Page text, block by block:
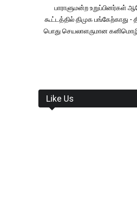
பாராளுமன்ற உறுப்பினர்கள்
கூட்டத்தில் திமுக பங்கேற்காது -
பொது செயலாளருமான கனிமொழி
Like Us